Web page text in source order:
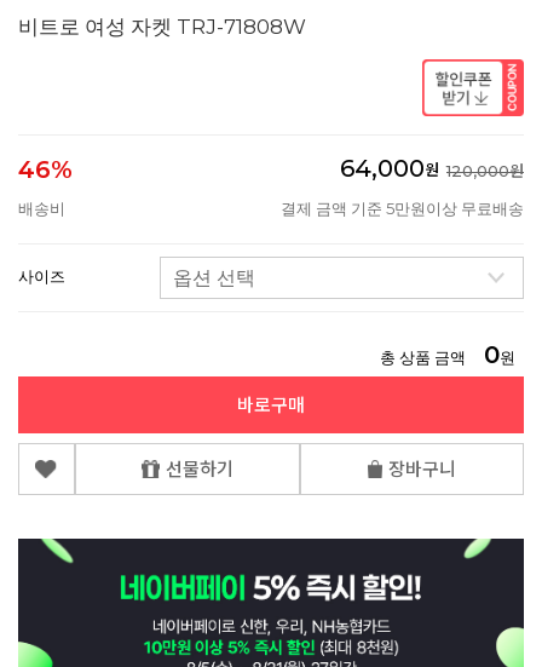
비트로 여성 자켓 TRJ-71808W
46% 64,000원 120,000원
배송비
결제 금액 기준 5만원이상 무료배송
사이즈
총 상품 금액 0원
바로구매
선물하기 장바구니